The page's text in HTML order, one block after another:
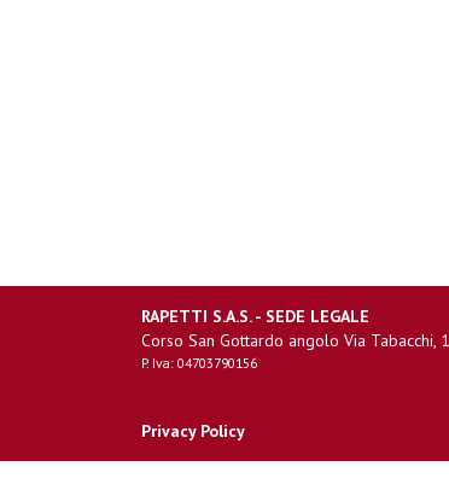
RAPETTI S.A.S. - SEDE LEGALE
Corso San Gottardo angolo Via Tabacchi,
P. Iva: 04703790156
Privacy Policy